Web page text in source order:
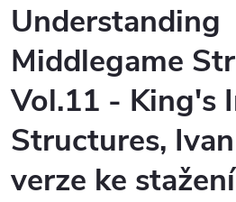
Understanding
Middlegame
Vol.11 - King's
Structures,
verze ke